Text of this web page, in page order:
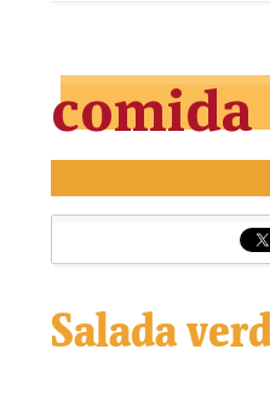
comida
Salada